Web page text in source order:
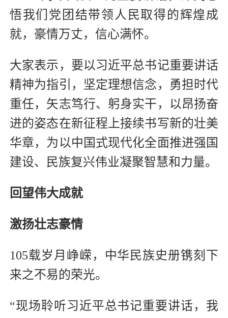
悟我们党团结带领人民取得的辉煌成
就，豪情万丈，信心满怀。
大家表示，要以习近平总书记重要讲话
精神为指引，坚定理想信念，勇担时代
重任，矢志笃行、躬身实干，以昂扬奋
进的姿态在新征程上接续书写新的壮美
华章，为以中国式现代化全面推进强国
建设、民族复兴伟业凝聚智慧和力量。
回望伟大成就
激扬壮志豪情
105载岁月峥嵘，中华民族史册镌刻下
来之不易的荣光。
“现场聆听习近平总书记重要讲话，我